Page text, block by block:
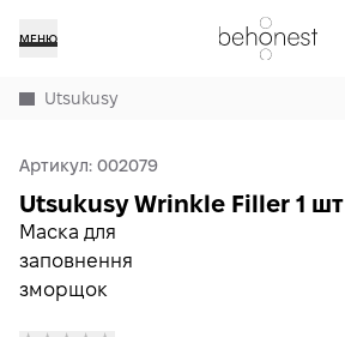
МЕНЮ
Utsukusy
Артикул: 002079
Маска для
заповнення
зморщок
Utsukusy Wrinkle Filler 1 шт